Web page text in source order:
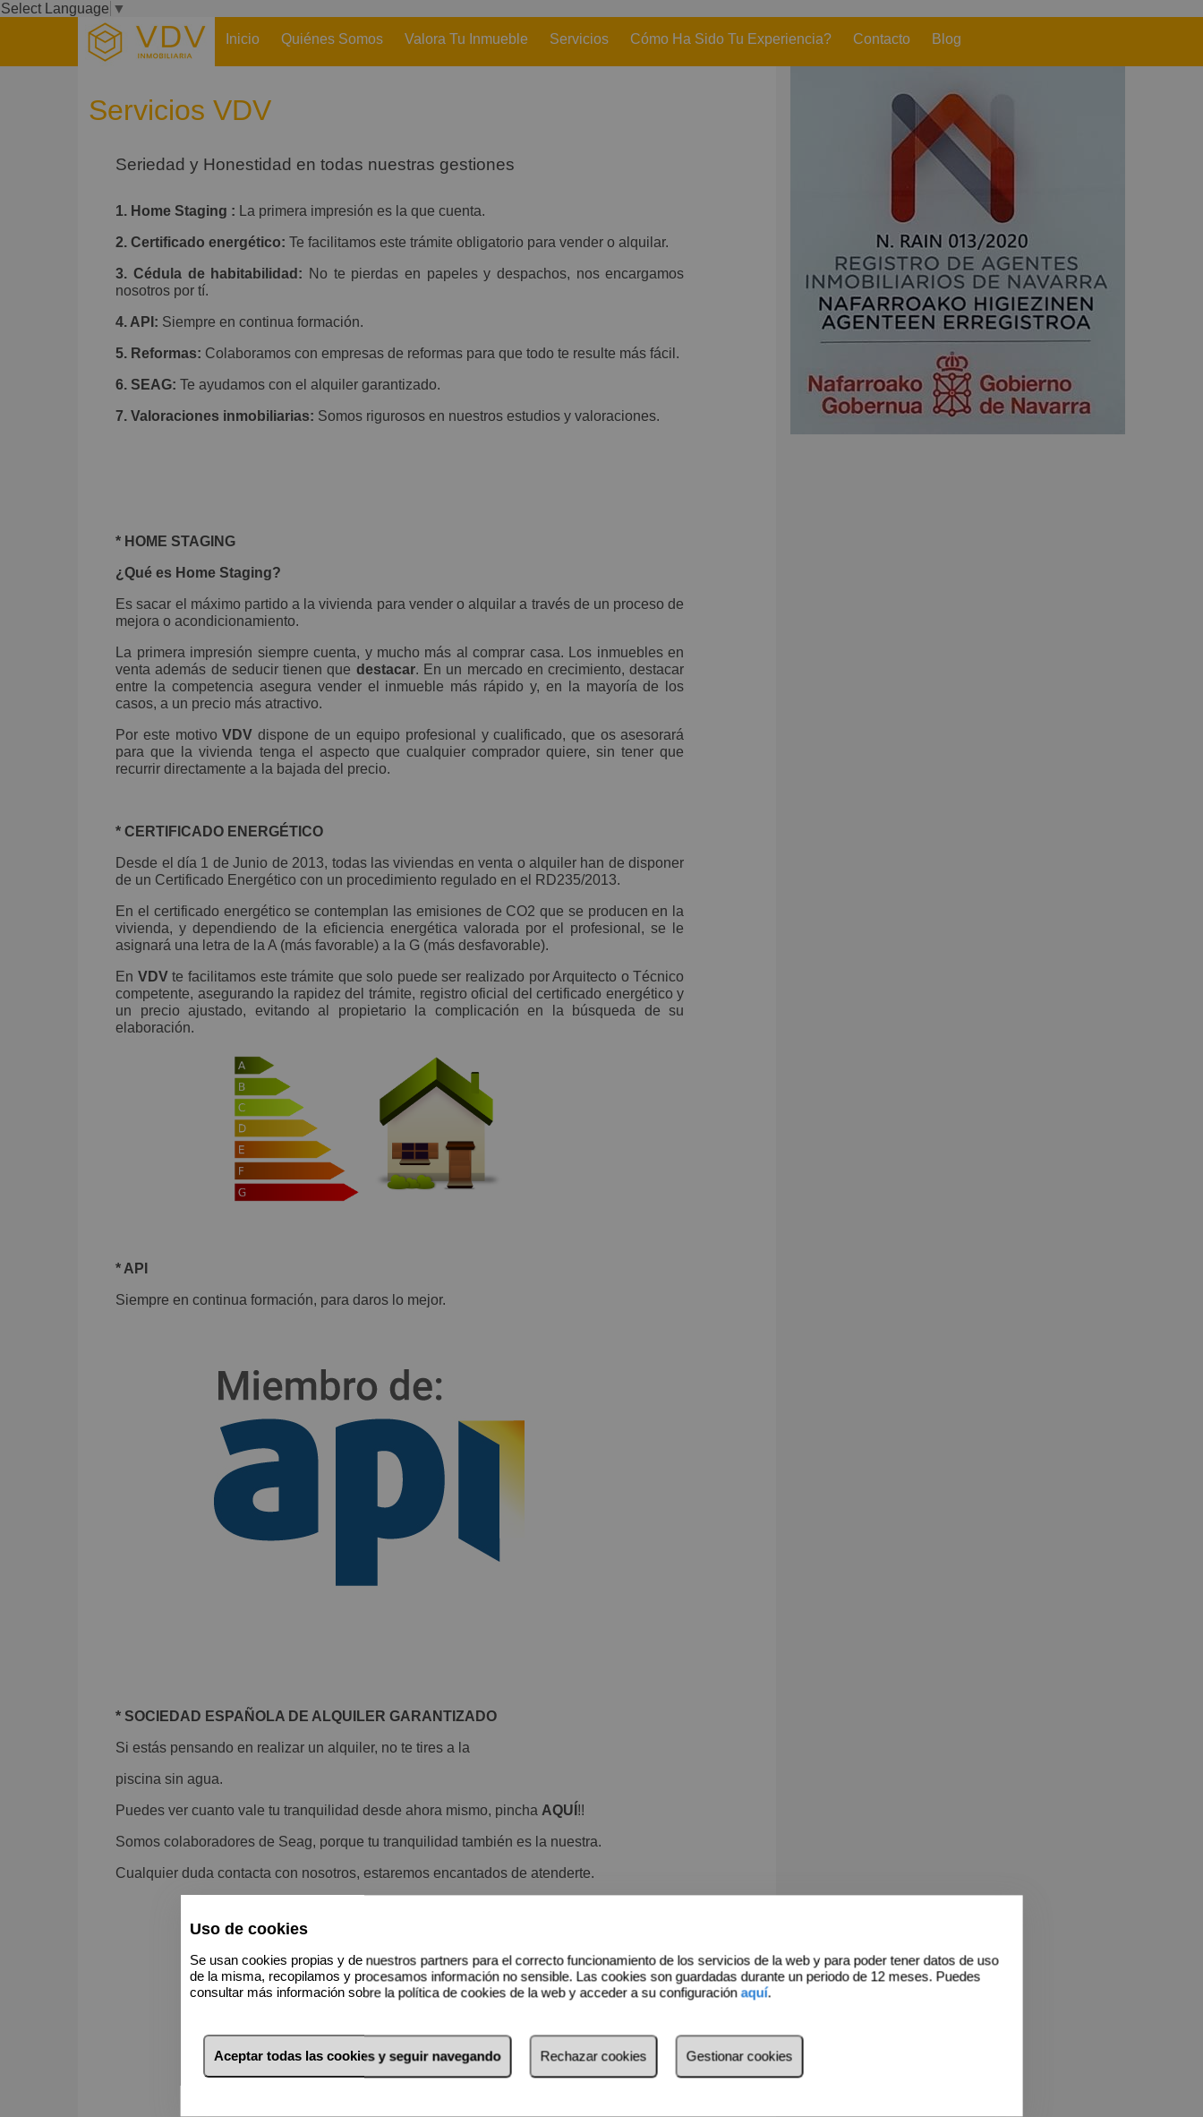
Select Language ▼
Inicio
Quiénes Somos Valora Tu Inmueble Servicios Cómo Ha Sido Tu Experiencia? Contacto Blog
Servicios VDV
Seriedad y Honestidad en todas nuestras gestiones
1. Home Staging : La primera impresión es la que cuenta.
2. Certificado energético:Te facilitamos este trámite obligatorio para vender o alquilar.
3. Cédula de habitabilidad: No te pierdas en papeles y despachos, nos encargamos
nosotros por tí.
4. API: Siempre en continua formación.
5. Reformas: Colaboramos con empresas de reformas para que todo te resulte más fácil.
6. SEAG:Te ayudamos con el alquiler garantizado.
7. Valoraciones inmobiliarias: Somos rigurosos en nuestros estudios y valoraciones.
* HOME STAGING
¿Qué es Home Staging?
Es sacar el máximo partido a la vivienda para vender o alquilar a través de un proceso de
mejora o acondicionamiento.
La primera impresión siempre cuenta, y mucho más al comprar casa. Los inmuebles en
venta además de seducir tienen que destacar. En un mercado en crecimiento, destacar
entre la competencia asegura vender el inmueble más rápido y, en la mayoría de los
casos, a un precio más atractivo.
Por este motivoVDVdispone de un equipo profesional y cualificado, que os asesorará
para que la vivienda tenga el aspecto que cualquier comprador quiere, sin tener que
recurrir directamente a la bajada del precio.
* CERTIFICADO ENERGÉTICO
Desde el día 1 de Junio de 2013, todas las viviendas en venta o alquiler han de disponer
de un Certificado Energético con un procedimiento regulado en el RD235/2013.
En el certificado energético se contemplan las emisiones de CO2 que se producen en la
vivienda, y dependiendo de la eficiencia energética valorada por el profesional, se le
asignará una letra de la A (más favorable) a la G (más desfavorable).
En VDVte facilitamos este trámite que solo puede ser realizado por Arquitecto o Técnico
competente, asegurando la rapidez del trámite, registro oficial del certificado energético y
un precio ajustado, evitando al propietario la complicación en la búsqueda de su
elaboración.
* API
Siempre en continua formación, para daros lo mejor.
* SOCIEDAD ESPAÑOLA DE ALQUILER GARANTIZADO
Si estás pensando en realizar un alquiler, no te tires a la
piscina sin agua.
Puedes ver cuanto vale tu tranquilidad desde ahora mismo, pincha AQUÍ !!
Somos colaboradores de Seag, porque tu tranquilidad también es la nuestra.
Cualquier duda contacta con nosotros, estaremos encantados de atenderte.
Uso de cookies
Se usan cookies propias y de nuestros partners para el correcto funcionamiento de los servicios de la web y para poder tener datos de uso
de la misma, recopilamos y procesamos información no sensible. Las cookies son guardadas durante un periodo de 12 meses. Puedes
consultar más información sobre la política de cookies de la web y acceder a su configuraciónaquí.
Aceptar todas las cookies y seguir navegando Rechazar cookies Gestionar cookies